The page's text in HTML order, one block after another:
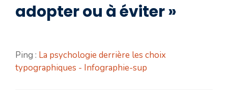
adopter ou à éviter »
Ping : La psychologie derrière les choix
typographiques - Infographie-sup